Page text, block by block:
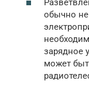
обычно
зарядное
может